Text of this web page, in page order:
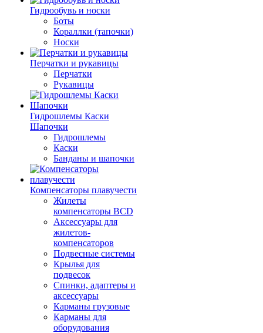
Гидрообувь и носки
Боты
Кораллки (тапочки)
Носки
Перчатки и рукавицы
Перчатки
Рукавицы
Гидрошлемы Каски
Шапочки
Гидрошлемы
Каски
Банданы и шапочки
Компенсаторы плавучести
Жилеты
компенсаторы BCD
Аксессуары для
жилетов-
компенсаторов
Подвесные системы
Крылья для
подвесок
Спинки, адаптеры и
аксессуары
Карманы грузовые
Карманы для
оборудования